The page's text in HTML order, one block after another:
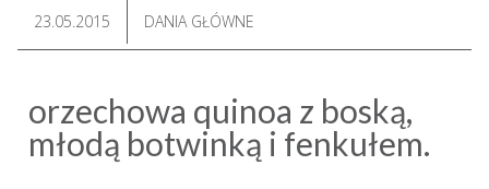
23.05.2015 DANIA GŁÓWNE
orzechowa quinoa z boską,
młodą botwinką i fenkułem.